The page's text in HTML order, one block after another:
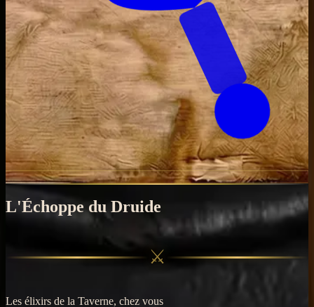
L'Échoppe du Druide
⚔
Les élixirs de la Taverne, chez vous